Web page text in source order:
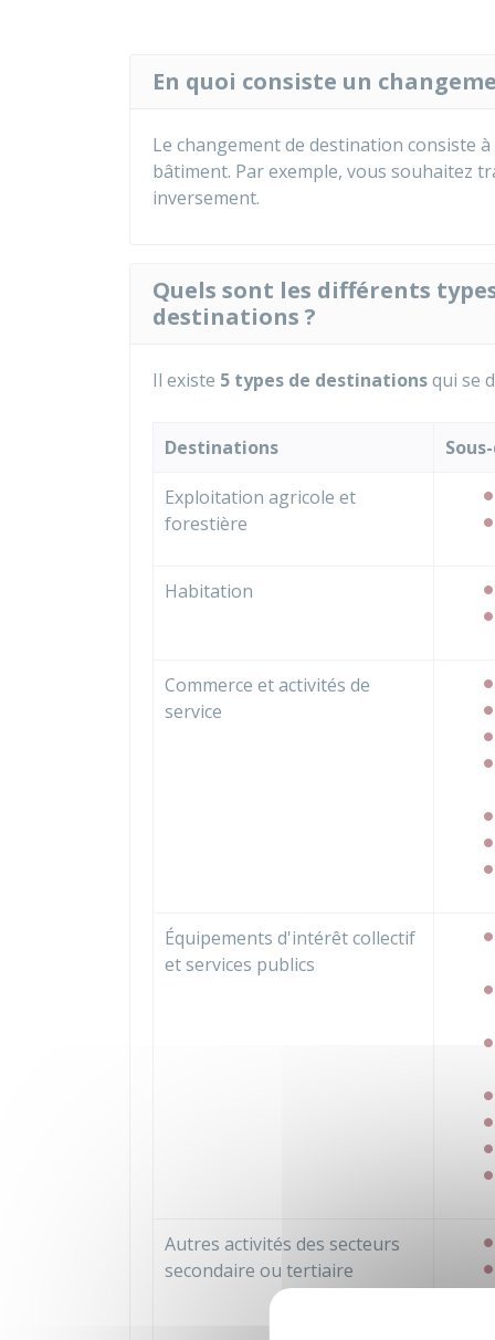
En quoi consiste un
Le changement de destination consiste
bâtiment. Par exemple, vous souhaitez
inversement.
Quels sont les différents
destinations ?
Il existe 5 types de destinationsqui se
Destinations
Exploitation agricole et
forestière
Habitation
Commerce et activités de
service
Équipements d'intérêt collectif
et services publics
Autres activités des secteurs
secondaire ou tertiaire